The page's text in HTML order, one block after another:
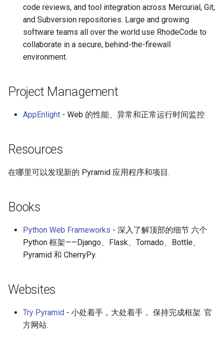
code reviews, and tool integration across Mercurial, Git,
and Subversion repositories. Large and growing
software teams all over the world use RhodeCode to
collaborate in a secure, behind-the-firewall
environment.
Project Management
AppEnlight - Web 的性能、异常和正常运行时间监控
Resources
在哪里可以发现新的 Pyramid 应用程序和项目.
Books
Python Web Frameworks - 深入了解顶部的细节 六个
Python 框架——Django、Flask、Tornado、Bottle、
Pyramid 和 CherryPy.
Websites
Try Pyramid - 小处着手，大处着手， 保持完成框架. 官
方网站.